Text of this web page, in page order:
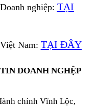
nghiệp: TẠI
Nam: TẠI ĐÂY
DOANH NGHỆP
chính Vĩnh Lộc,